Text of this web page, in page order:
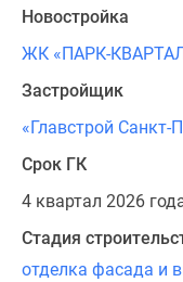
Новостройка
ЖК «ПАРК-
Застройщик
«Главстрой Санкт-
Срок ГК
4 квартал 2026
Стадия
отделка фасада и